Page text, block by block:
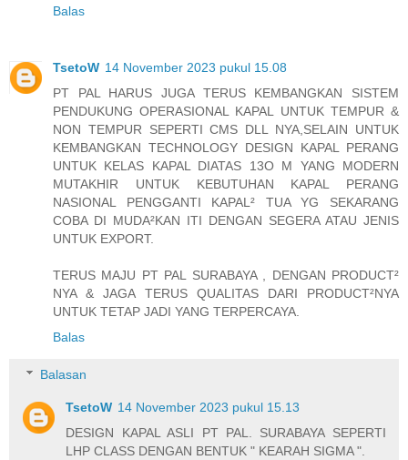
Balas
TsetoW 14 November 2023 pukul 15.08
PT PAL HARUS JUGA TERUS KEMBANGKAN SISTEM
PENDUKUNG OPERASIONAL KAPAL UNTUK TEMPUR &
NON TEMPUR SEPERTI CMS DLL NYA,SELAIN UNTUK
KEMBANGKAN TECHNOLOGY DESIGN KAPAL PERANG
UNTUK KELAS KAPAL DIATAS 13O M YANG MODERN
MUTAKHIR UNTUK KEBUTUHAN KAPAL PERANG
NASIONAL PENGGANTI KAPAL² TUA YG SEKARANG
COBA DI MUDA²KAN ITI DENGAN SEGERA ATAU JENIS
UNTUK EXPORT.
TERUS MAJU PT PAL SURABAYA , DENGAN PRODUCT²
NYA & JAGA TERUS QUALITAS DARI PRODUCT²NYA
UNTUK TETAP JADI YANG TERPERCAYA.
Balas
Balasan
TsetoW 14 November 2023 pukul 15.13
DESIGN KAPAL ASLI PT PAL. SURABAYA SEPERTI
LHP CLASS DENGAN BENTUK " KEARAH SIGMA ".